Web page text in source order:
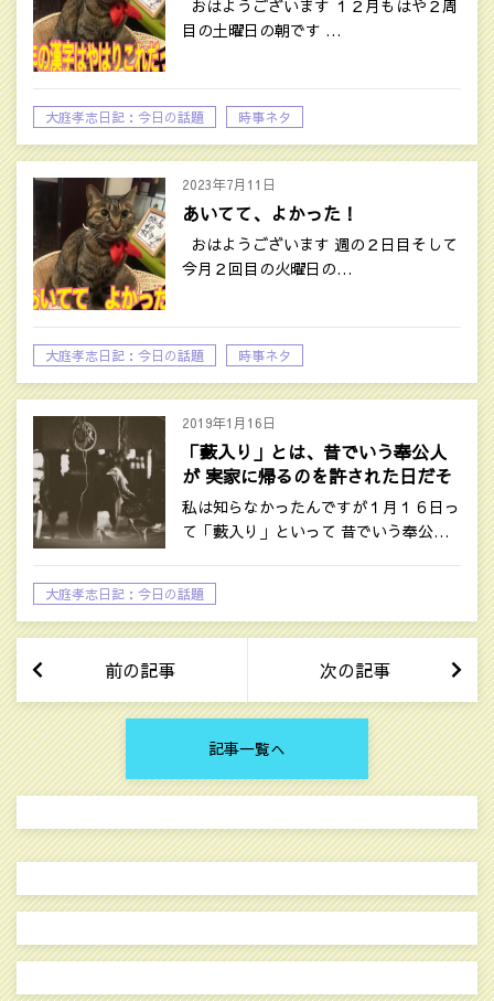
おはようございます １２月もはや２周
目の土曜日の朝です …
大庭孝志日記：今日の話題 時事ネタ
2023年7月11日
あいてて、よかった！
おはようございます 週の２日目そして
今月２回目の火曜日の…
大庭孝志日記：今日の話題 時事ネタ
2019年1月16日
「藪入り」とは、昔でいう奉公人
が 実家に帰るのを許された日だそ
うです
私は知らなかったんですが１月１６日っ
て「藪入り」といって 昔でいう奉公…
大庭孝志日記：今日の話題
前の記事 次の記事
記事一覧へ